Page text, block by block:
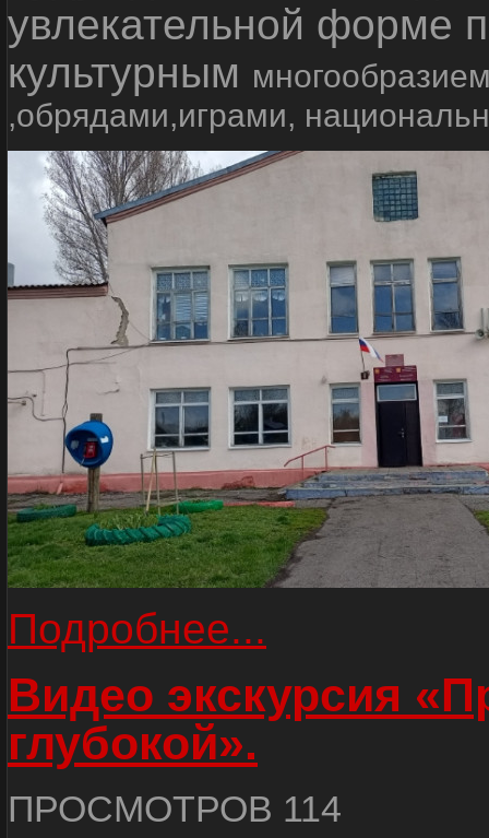
увлекательной форме
культурным
,обрядами,играми,
Подробнее...
Видео экскурсия
глубокой».
ПРОСМОТРОВ 114